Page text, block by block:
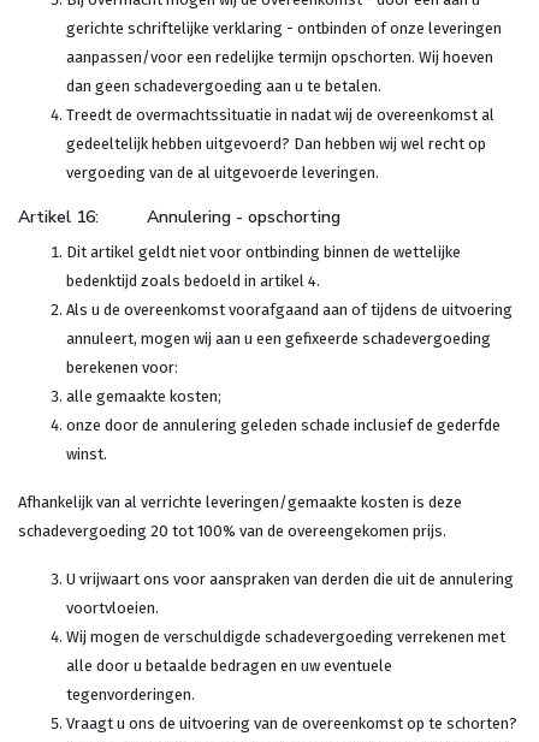
gerichte schriftelijke verklaring - ontbinden of onze leveringen
aanpassen/voor een redelijke termijn opschorten. Wij hoeven
dan geen schadevergoeding aan u te betalen.
Treedt de overmachtssituatie in nadat wij de overeenkomst al
gedeeltelijk hebben uitgevoerd? Dan hebben wij wel recht op
vergoeding van de al uitgevoerde leveringen.
Artikel 16: Annulering - opschorting
Dit artikel geldt niet voor ontbinding binnen de wettelijke
bedenktijd zoals bedoeld in artikel 4.
Als u de overeenkomst voorafgaand aan of tijdens de uitvoering
annuleert, mogen wij aan u een gefixeerde schadevergoeding
berekenen voor:
alle gemaakte kosten;
onze door de annulering geleden schade inclusief de gederfde
winst.
Afhankelijk van al verrichte leveringen/gemaakte kosten is deze
schadevergoeding 20 tot 100% van de overeengekomen prijs.
U vrijwaart ons voor aanspraken van derden die uit de annulering
voortvloeien.
Wij mogen de verschuldigde schadevergoeding verrekenen met
alle door u betaalde bedragen en uw eventuele
tegenvorderingen.
Vraagt u ons de uitvoering van de overeenkomst op te schorten?